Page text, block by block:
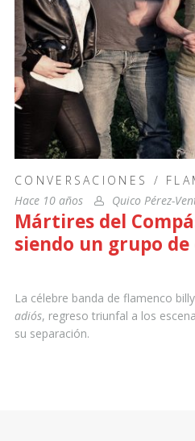
CONVERSACIONES /
Hace 10 años
Quico Pérez-
Mártires del
siendo un grupo
La célebre banda de flamenco
adiós, regreso triunfal a los
su separación.